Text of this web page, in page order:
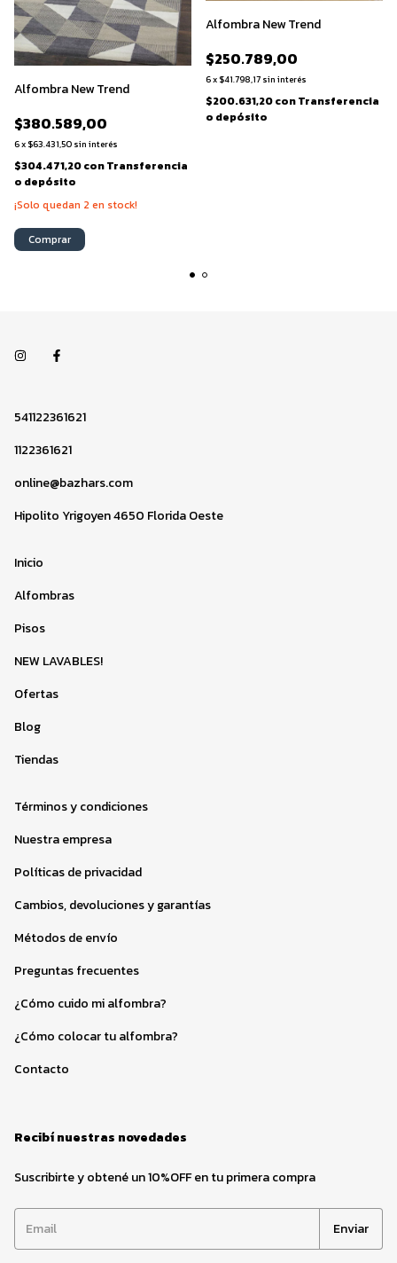
Alfombra New Trend
$380.589,00
6x $63.431,50 sin interés
$304.471,20conTransferencia
o depósito
¡Solo quedan 2 en stock!
Comprar
Alfombra New Trend
$250.789,00
6x $41.798,17 sin interés
$200.631,20conTransferencia
o depósito
541122361621
1122361621
online@bazhars.com
Hipolito Yrigoyen 4650 Florida Oeste
Inicio
Alfombras
Pisos
NEW LAVABLES!
Ofertas
Blog
Tiendas
Términos y condiciones
Nuestra empresa
Políticas de privacidad
Cambios, devoluciones y garantías
Métodos de envío
Preguntas frecuentes
¿Cómo cuido mi alfombra?
¿Cómo colocar tu alfombra?
Contacto
Recibí nuestras novedades
Suscribirte y obtené un 10%OFF en tu primera compra